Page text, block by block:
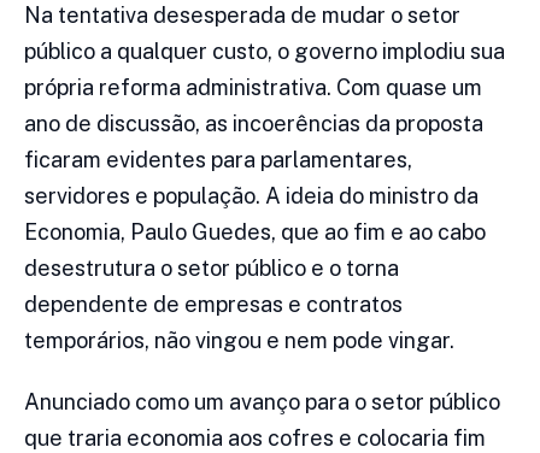
Na tentativa desesperada de mudar o setor
público a qualquer custo, o governo implodiu sua
própria reforma administrativa. Com quase um
ano de discussão, as incoerências da proposta
ficaram evidentes para parlamentares,
servidores e população. A ideia do ministro da
Economia, Paulo Guedes, que ao fim e ao cabo
desestrutura o setor público e o torna
dependente de empresas e contratos
temporários, não vingou e nem pode vingar.
Anunciado como um avanço para o setor público
que traria economia aos cofres e colocaria fim